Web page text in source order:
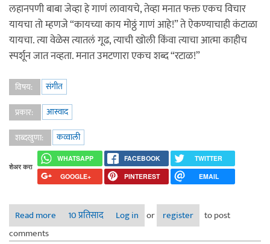
लहानपणी बाबा जेव्हा हे गाणं लावायचे, तेव्हा मनात फक्त एकच विचार
यायचा तो म्हणजे “कायच्या काय मोठ्ठं गाणं आहे!” ते ऐकण्याचाही कंटाळा
यायचा. त्या वेळेस त्यातलं गूढ, त्याची खोली किंवा त्याचा आत्मा काहीच
स्पर्शून जात नव्हता. मनात उमटणारा एकच शब्द “रटाळ!”
विषय:
संगीत
प्रकार:
आस्वाद
शब्दखुणा:
कव्वाली
शेअर करा
WHATSAPP FACEBOOK
TWITTER
GOOGLE+
PINTEREST EMAIL
Read more
about ना तो कारवाँ की तलाश है….. “इश्क़ : स्वतःला हरवून
सापडण्याचा प्रवास”
10 प्रतिसाद Log in or register
to post
comments